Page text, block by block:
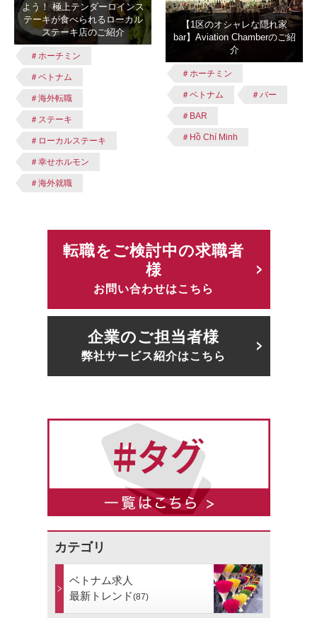
よう！ 極上テンダーロインス
テーキが食べられるローカル
ステーキ店のご紹介
＃ホーチミン
＃ベトナム
＃海外転職
＃ステーキ
＃ローカルステーキ
＃幸せホルモン
＃海外就職
【1区のオシャレな隠れ家
bar】Aviation Chamberのご紹
介
＃ホーチミン
＃ベトナム ＃バー
＃BAR
＃Hồ Chí Minh
転職をご検討中の求職者
様
お問い合わせはこちら
企業のご担当者様
弊社サービス紹介はこちら
カテゴリ
ベトナム求人
最新トレンド(87)